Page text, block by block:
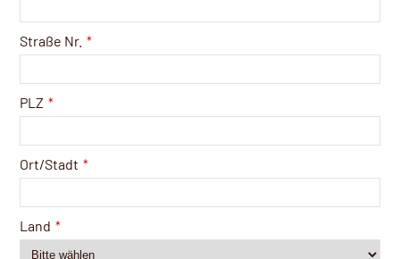
Straße Nr. *
PLZ *
Ort/Stadt *
Land *